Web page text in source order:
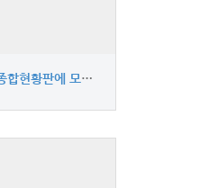
현황판에 모니터링